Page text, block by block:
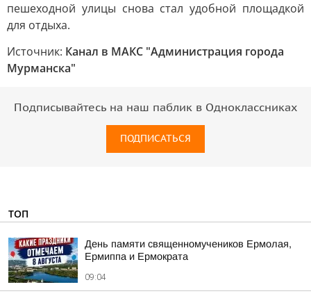
пешеходной улицы снова стал удобной площадкой
для отдыха.
Источник: Канал в МАКС "Администрация города
Мурманска"
Подписывайтесь на наш паблик в Одноклассниках
ПОДПИСАТЬСЯ
ТОП
День памяти священномучеников Ермолая,
Ермиппа и Ермократа
09:04